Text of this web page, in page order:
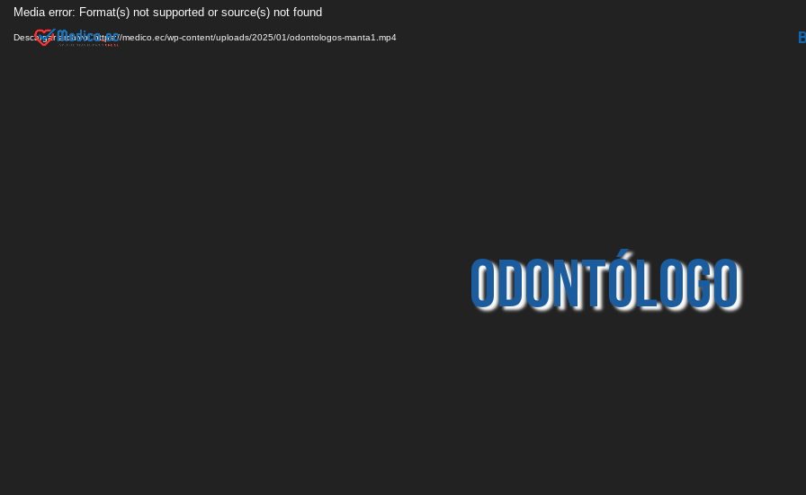
Reproductor
de
Media error: Format(s) not supported or source(s) not found
Descargar archivo: https://medico.ec/wp-content/uploads/2025/01/odontologos-manta1.mp4
ODONTÓLOGO